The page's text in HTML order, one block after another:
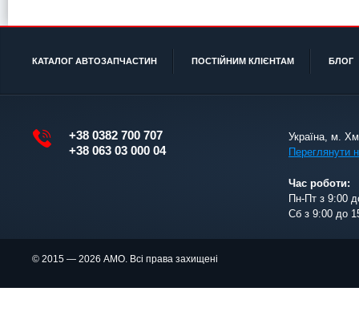
КАТАЛОГ АВТОЗАПЧАСТИН ПОСТІЙНИМ КЛІЄНТАМ БЛОГ
+38 0382 700 707
+38 063 03 000 04
Україна, м.
Переглянути
Час роботи:
Пн-Пт з 9:00
Сб з 9:00 до
© 2015 — 2026 АМО. Всі права захищені